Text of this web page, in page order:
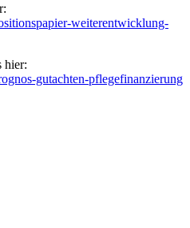
weiterentwicklung-
hier:
gutachten-pflegefinanzierung